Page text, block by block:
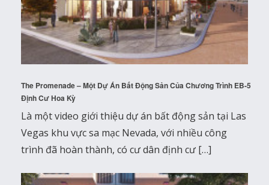
The Promenade – Một Dự Án Bất Động Sản Của Chương Trình EB-5
Định Cư Hoa Kỳ
Là một video giới thiệu dự án bất động sản tại Las
Vegas khu vực sa mạc Nevada, với nhiều công
trình đã hoàn thành, có cư dân định cư […]